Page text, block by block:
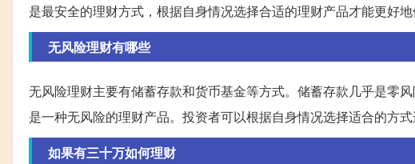
是最安全的理财方式，根据自身情况选择合适的理财产品才能更好地
无风险理财有哪些
无风险理财主要有储蓄存款和货币基金等方式。储蓄存款几乎是零
是一种无风险的理财产品。投资者可以根据自身情况选择适合的方式
如果有三十万如何理财